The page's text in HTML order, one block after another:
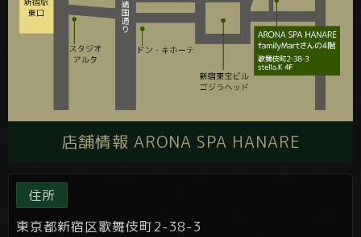
店舗情報 ARONA SPA HANARE
住所
東京都新宿区歌舞伎町2-38-3